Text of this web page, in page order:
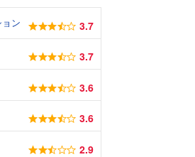
ン 3.7
3.7
3.6
3.6
2.9